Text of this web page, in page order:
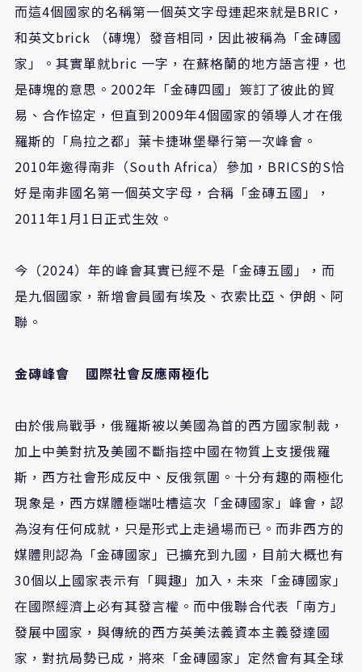
而這4個國家的名稱第一個英文字母連起來就是BRIC，
和英文brick （磚塊）發音相同，因此被稱為「金磚國
家」。其實單就bric 一字，在蘇格蘭的地方語言𥚃，也
是磚塊的意思。2002年「金磚四國」簽訂了彼此的貿
易、合作協定，但直到2009年4個國家的領導人才在俄
羅斯的「烏拉之都」葉卡捷琳堡舉行第一次峰會。
2010年邀得南非（South Africa）參加，BRICS的S恰
好是南非國名第一個英文字母，合稱「金磚五國」，
2011年1月1日正式生效。
今（2024）年的峰會其實已經不是「金磚五國」，而
是九個國家，新增會員國有埃及、衣索比亞、伊朗、阿
聯。
金磚峰會 國際社會反應兩極化
由於俄烏戰爭，俄羅斯被以美國為首的西方國家制裁，
加上中美對抗及美國不斷指控中國在物質上支援俄羅
斯，西方社會形成反中、反俄氛圍。十分有趣的兩極化
現象是，西方媒體極端吐槽這次「金磚國家」峰會，認
為沒有任何成就，只是形式上走過場而已。而非西方的
媒體則認為「金磚國家」已擴充到九國，目前大概也有
30個以上國家表示有「興趣」加入，未來「金磚國家」
在國際經濟上必有其發言權。而中俄聯合代表「南方」
發展中國家，與傳統的西方英美法義資本主義發達國
家，對抗局勢已成，將來「金磚國家」定然會有其全球